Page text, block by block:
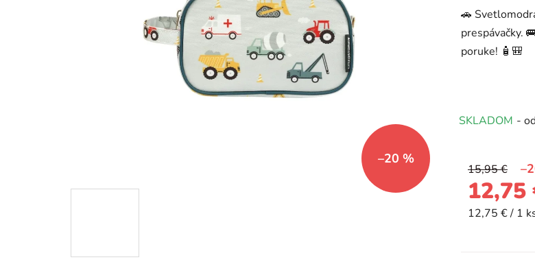
je
0,0
z
🚗
prespávačky.
poruke! 🧴🎒
SKLADOM -
15,95 €
12,75
Jednotková
12,75 € / 1
–20 %